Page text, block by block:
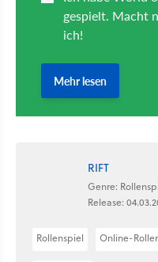
RIFT
Genre:
Release:
Rollenspiel Online-